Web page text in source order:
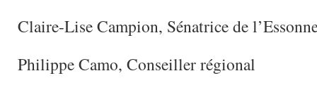
Claire-Lise Campion, Sénatrice de
Philippe Camo, Conseiller régional